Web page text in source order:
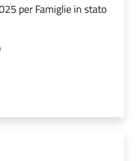
per Famiglie in stato